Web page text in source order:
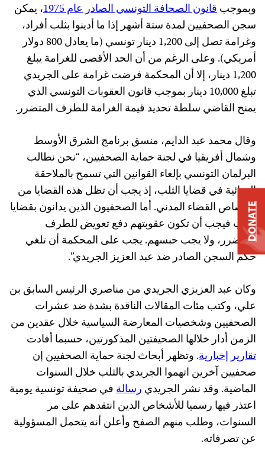
وبموجبقانون الصحافة التونسي الصادر عام 1975
، يمكن
سجن الصحفيين لمدة ستة أشهر إذا ما أدينوا بثلب أفراد،
وغرامة تصل إلى 1,200 دينار تونسي (ما يعادل 800 دولار
أمريكي). وعلى الرغم من أن الحد الأقصى للغرامة يبلغ
1,200 دينار، إلا أن المحكمة فرضت غرامة على الجريدي
تبلغ 10,000 دينار بموجب قانون العقوبات التونسي الذي
يمنح القاضي سلطة تحديد قيمة الغرامة للطرف المتضرر.
وقال محمد عبد الدايم، منسق برنامج الشرق الأوسط
وشمال أفريقيا في لجنة حماية الصحفيين، “نحن نطالب
البرلمان التونسي بإلغاء القوانين التي تسمح بالملاحقة
الجنائية في قضايا الثلب، إذ يجب أن تظل هذه القضايا من
اختصاص القضاء المدني. أما الصحفيون الذين يدانون بقضايا
الثلب فيجب أن تكون عقوبتهم دفع تعويض للطرف
المتضرر، ولا يجب حبسهم. يجب على المحكمة أن تلغي
حكم السجن الصادر ضد عبد العزيز الجريدي”.
وكان عبد العزيزي الجريدي من مناصري الرئيس السابق بن
علي، وكتب مئات المقالات الناقدة بشدة ضد عشرات
الصحفيين وشخصيات المعارضة السياسية خلال عقدين من
الزمن أدار خلالها الصحيفتين المذكورتين، حسبما أفادت
تقارير إخبارية. وتظهر أبحاث لجنة حماية الصحفيين إن
صحفيين آخرين اتهموا الجريدي بالثلب خلال السنوات
الماضية. وقد نشر الجريدي رسالةفي صحيفة تونسية يومية
اعتذر فيها رسميا للأشخاص الذين انتقدهم على مر
السنوات، وطلب منهم الصفح وأعلن أنه يتحمل المسؤولية
عن تصرفاته.
DONATE